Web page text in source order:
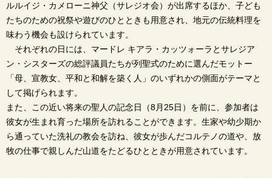
ルルイジ・カメローニ神父（サレジオ会）が出席するほか、子ども
たちのための祝祭や遊びのひとときも用意され、地元の伝統料理を
味わう機会も設けられています。
それぞれの日には、マードレ キアラ・カッツォーラとサレジア
ン・シスターズの総評議員たちが列聖式のために選んだモットー
「母、宣教女、平和と和解を築く人」のいずれかの側面がテーマと
して掲げられます。
また、この近い将来の聖人の記念日（8月25日）を前に、参加者は
彼女が生まれ育った場所を訪れることができます。生家や幼少期か
ら通っていた洗礼の教会を訪ね、彼女が歩んだコルテノの道や、放
牧の仕事で親しんだ山道をたどるひとときが用意されています。